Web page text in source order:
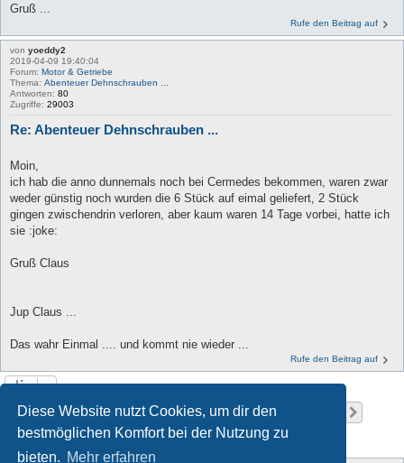
Diese Website nutzt Cookies, um dir den
bestmöglichen Komfort bei der Nutzung zu
bieten. Mehr erfahren
Gruß ...
Rufe den Beitrag auf
von yoeddy2
2019-04-09 19:40:04
Forum: Motor & Getriebe
Thema: Abenteuer Dehnschrauben ...
Antworten: 80
Zugriffe: 29003
Re: Abenteuer Dehnschrauben ...
Moin,
ich hab die anno dunnemals noch bei Cermedes bekommen, waren zwar
weder günstig noch wurden die 6 Stück auf eimal geliefert, 2 Stück
gingen zwischendrin verloren, aber kaum waren 14 Tage vorbei, hatte ich
sie :joke:
Gruß Claus
Jup Claus ...
Das wahr Einmal .... und kommt nie wieder ...
Rufe den Beitrag auf
Die Suche ergab 1128 Treffer Seite1 von38
1 2 3 4